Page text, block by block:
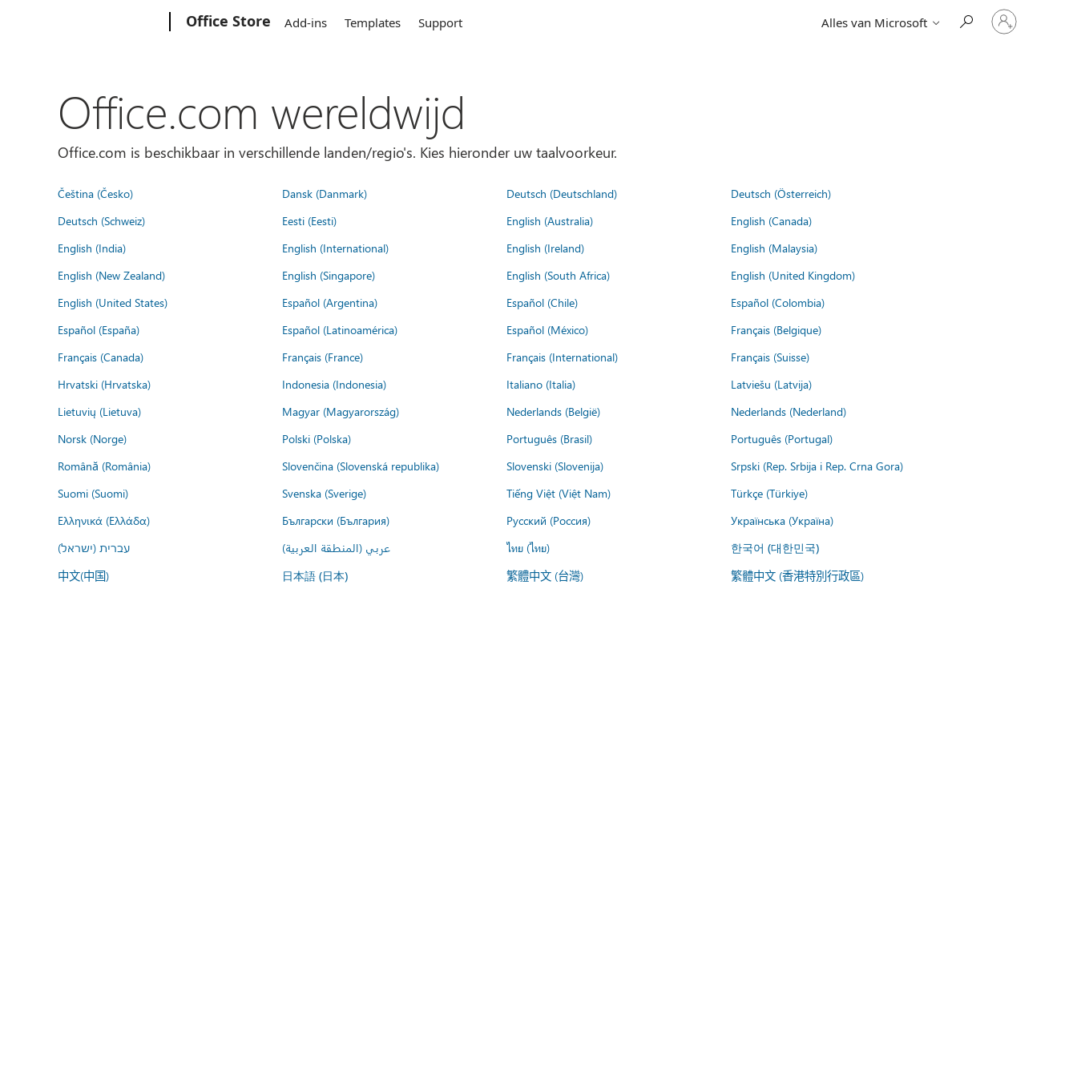
Office Store Add-ins Templates Support Alles van Microsoft
Meld
je
aan
Office.com wereldwijd
Office.com is beschikbaar in verschillende landen/regio's. Kies hieronder uw taalvoorkeur.
Čeština (Česko) Dansk (Danmark) Deutsch (Deutschland)
Deutsch (Österreich)
Deutsch (Schweiz)
Eesti (Eesti) English (Australia)
English (Canada)
English (India)
English (International) English (Ireland)
English (Malaysia)
English (New Zealand)
English (Singapore) English (South Africa)
English (United Kingdom)
English (United States)
Español (Argentina) Español (Chile)
Español (Colombia)
Español (España)
Español (Latinoamérica) Español (México)
Français (Belgique)
Français (Canada)
Français (France) Français (International)
Français (Suisse)
Hrvatski (Hrvatska)
Indonesia (Indonesia) Italiano (Italia)
Latviešu (Latvija)
Lietuvių (Lietuva)
Magyar (Magyarország) Nederlands (België)
Nederlands (Nederland)
Norsk (Norge)
Polski (Polska) Português (Brasil)
Português (Portugal)
Română (România)
Slovenčina (Slovenská republika) Slovenski (Slovenija)
Srpski (Rep. Srbija i Rep. Crna Gora)
Suomi (Suomi)
Svenska (Sverige) Tiếng Việt (Việt Nam)
Türkçe (Türkiye)
Ελληνικά (Ελλάδα)
Български (България) Русский (Россия)
Українська (Україна)
עברית (ישראל)
عربي (المنطقة العربية) ไทย (ไทย) 한국어 (대한민국)
中文(中国) 日本語 (日本) 繁體中文 (台灣) 繁體中文 (香港特別行政區)